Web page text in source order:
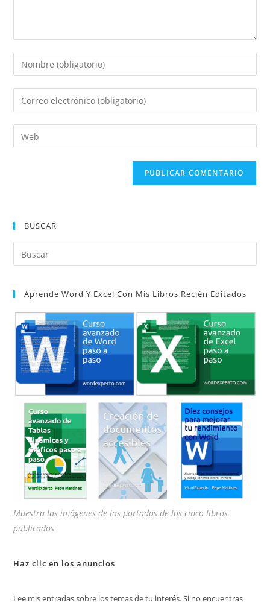
Introduce
tu
nombre
de
usuario
Introduce
tu
dirección
de
Introduce
la
(opcional)
BUSCAR
Aprende Word Y Excel Con Mis Libros Recién Editados
Muestra las imágenes de las portadas de los cinco libros
publicados
Haz clic en los anuncios
Lee mis entradas sobre los temas de tu interés. Si no encuentras